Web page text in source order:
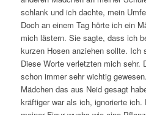
schlank und ich dachte, mein
Doch an einem Tag hörte ich ein
mich lästern. Sie sagte, dass ich
kurzen Hosen anziehen sollte. Ich
Diese Worte verletzten mich sehr.
schon immer sehr wichtig
Mädchen das aus Neid gesagt
kräftiger war als ich, ignorierte ich.